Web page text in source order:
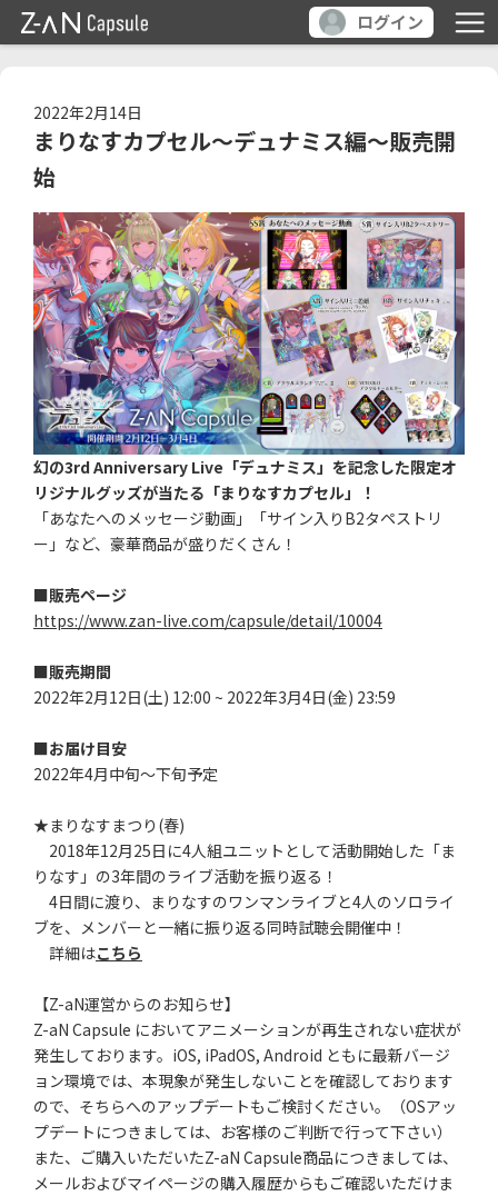
ログイン
2022年2月14日
まりなすカプセル～デュナミス編～販売開
始
幻の3rd Anniversary Live「デュナミス」を記念した限定オ
リジナルグッズが当たる「まりなすカプセル」！
「あなたへのメッセージ動画」「サイン入りB2タペストリ
ー」など、豪華商品が盛りだくさん！
■販売ページ
https://www.zan-live.com/capsule/detail/10004
■販売期間
2022年2月12日(土) 12:00 ~ 2022年3月4日(金) 23:59
■お届け目安
2022年4月中旬～下旬予定
★まりなすまつり(春)
2018年12月25日に4人組ユニットとして活動開始した「ま
りなす」の3年間のライブ活動を振り返る！
4日間に渡り、まりなすのワンマンライブと4人のソロライ
ブを、メンバーと一緒に振り返る同時試聴会開催中！
詳細はこちら
【Z-aN運営からのお知らせ】
Z-aN Capsule においてアニメーションが再生されない症状が
発生しております。iOS, iPadOS, Android ともに最新バージ
ョン環境では、本現象が発生しないことを確認しております
ので、そちらへのアップデートもご検討ください。（OSアッ
プデートにつきましては、お客様のご判断で行って下さい）
また、ご購入いただいたZ-aN Capsule商品につきましては、
メールおよびマイページの購入履歴からもご確認いただけま